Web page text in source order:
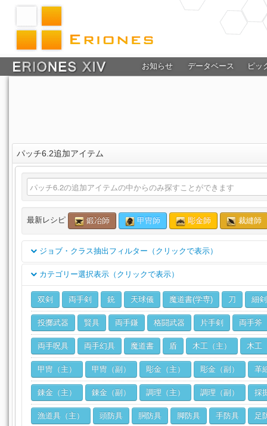
お知らせ データベース ピッ
パッチ6.2追加アイテム
最新レシピ 鍛冶師 甲冑師 彫金師 裁縫師
ジョブ・クラス抽出フィルター（クリックで表示）
クラス
ジョブ
カテゴリー選択表示（クリックで表示）
双剣 両手剣 銃 天球儀 魔道書(学専) 刀 細剣
投擲武器 賢具 両手鎌 格闘武器 片手剣 両手斧
両手呪具 両手幻具 魔道書 盾 木工（主） 木工
甲冑（主） 甲冑（副） 彫金（主） 彫金（副） 革
錬金（主） 錬金（副） 調理（主） 調理（副） 採
漁道具（主） 頭防具 胴防具 脚防具 手防具 足